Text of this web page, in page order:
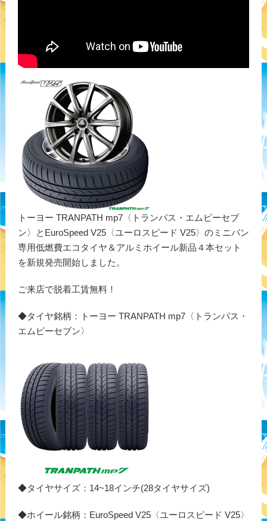
トーヨー TRANPATH mp7〈トランパス・エムピーセブ
ン〉とEuroSpeed V25〈ユーロスピード V25〉のミニバン
専用低燃費エコタイヤ＆アルミホイール新品４本セット
を新規発売開始しました。
ご来店で脱着工賃無料！
◆タイヤ銘柄：トーヨー TRANPATH mp7〈トランパス・
エムピーセブン〉
◆タイヤサイズ：14~18インチ(28タイヤサイズ)
◆ホイール銘柄：EuroSpeed V25〈ユーロスピード V25〉